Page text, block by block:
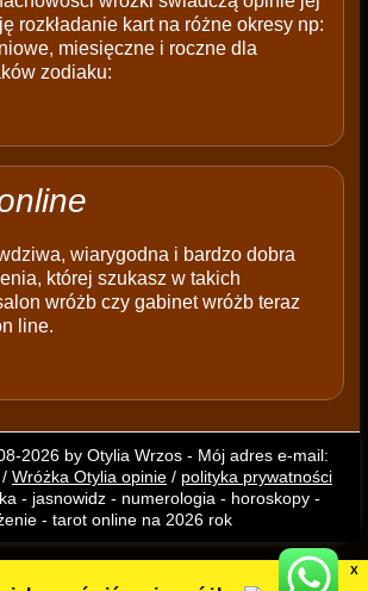
rozkładanie kart na różne okresy np:
miesięczne i roczne dla
zodiaku:
wiarygodna i bardzo dobra
której szukasz w takich
wróżb czy gabinet wróżb teraz
line.
2026 by Otylia Wrzos - Mój adres e-mail:
Wróżka Otylia opinie/ polityka prywatności
- jasnowidz - numerologia - horoskopy -
- tarot online na 2026 rok
X